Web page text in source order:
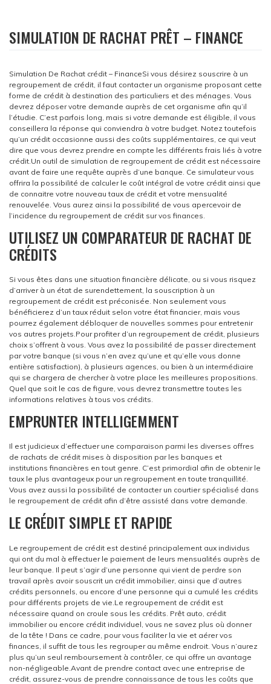
SIMULATION DE RACHAT PRÊT – FINANCE
Simulation De Rachat crédit – FinanceSi vous désirez souscrire à un
regroupement de crédit, il faut contacter un organisme proposant cette
forme de crédit à destination des particuliers et des ménages. Vous
devrez déposer votre demande auprès de cet organisme afin qu’il
l’étudie. C’est parfois long, mais si votre demande est éligible, il vous
conseillera la réponse qui conviendra à votre budget. Notez toutefois
qu’un crédit occasionne aussi des coûts supplémentaires, ce qui veut
dire que vous devrez prendre en compte les différents frais liés à votre
crédit.Un outil de simulation de regroupement de crédit est nécessaire
avant de faire une requête auprès d’une banque. Ce simulateur vous
offrira la possibilité de calculer le coût intégral de votre crédit ainsi que
de connaitre votre nouveau taux de crédit et votre mensualité
renouvelée. Vous aurez ainsi la possibilité de vous apercevoir de
l’incidence du regroupement de crédit sur vos finances.
UTILISEZ UN COMPARATEUR DE RACHAT DE
CRÉDITS
Si vous êtes dans une situation financière délicate, ou si vous risquez
d’arriver à un état de surendettement, la souscription à un
regroupement de crédit est préconisée. Non seulement vous
bénéficierez d’un taux réduit selon votre état financier, mais vous
pourrez également débloquer de nouvelles sommes pour entretenir
vos autres projets.Pour profiter d’un regroupement de crédit, plusieurs
choix s’offrent à vous. Vous avez la possibilité de passer directement
par votre banque (si vous n’en avez qu’une et qu’elle vous donne
entière satisfaction), à plusieurs agences, ou bien à un intermédiaire
qui se chargera de chercher à votre place les meilleures propositions.
Quel que soit le cas de figure, vous devrez transmettre toutes les
informations relatives à tous vos crédits.
EMPRUNTER INTELLIGEMMENT
Il est judicieux d’effectuer une comparaison parmi les diverses offres
de rachats de crédit mises à disposition par les banques et
institutions financières en tout genre. C’est primordial afin de obtenir le
taux le plus avantageux pour un regroupement en toute tranquillité.
Vous avez aussi la possibilité de contacter un courtier spécialisé dans
le regroupement de crédit afin d’être assisté dans votre demande.
LE CRÉDIT SIMPLE ET RAPIDE
Le regroupement de crédit est destiné principalement aux individus
qui ont du mal à effectuer le paiement de leurs mensualités auprès de
leur banque. Il peut s’agir d’une personne qui vient de perdre son
travail après avoir souscrit un crédit immobilier, ainsi que d’autres
crédits personnels, ou encore d’une personne qui a cumulé les crédits
pour différents projets de vie. Le regroupement de crédit est
nécessaire quand on croule sous les crédits. Prêt auto, crédit
immobilier ou encore crédit individuel, vous ne savez plus où donner
de la tête ! Dans ce cadre, pour vous faciliter la vie et aérer vos
finances, il suffit de tous les regrouper au même endroit. Vous n’aurez
plus qu’un seul remboursement à contrôler, ce qui offre un avantage
non-négligeable. Avant de prendre contact avec une entreprise de
crédit, assurez-vous de prendre connaissance de tous les coûts que